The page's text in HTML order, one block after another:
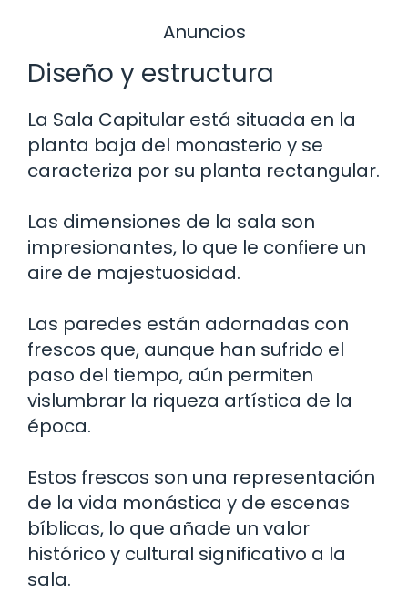
Anuncios
Diseño y estructura
La Sala Capitular está situada en la
planta baja del monasterio y se
caracteriza por su planta rectangular.
Las dimensiones de la sala son
impresionantes, lo que le confiere un
aire de majestuosidad.
Las paredes están adornadas con
frescos que, aunque han sufrido el
paso del tiempo, aún permiten
vislumbrar la riqueza artística de la
época.
Estos frescos son una representación
de la vida monástica y de escenas
bíblicas, lo que añade un valor
histórico y cultural significativo a la
sala.